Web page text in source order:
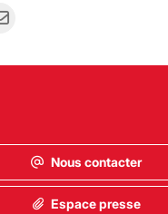
Nous contacter
Espace presse